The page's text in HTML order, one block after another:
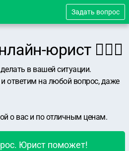
Задать вопрос
юрист 👨🏻‍⚖️
в вашей ситуации.
ответим на любой вопрос, даже
о вас и по отличным ценам.
Юрист поможет!